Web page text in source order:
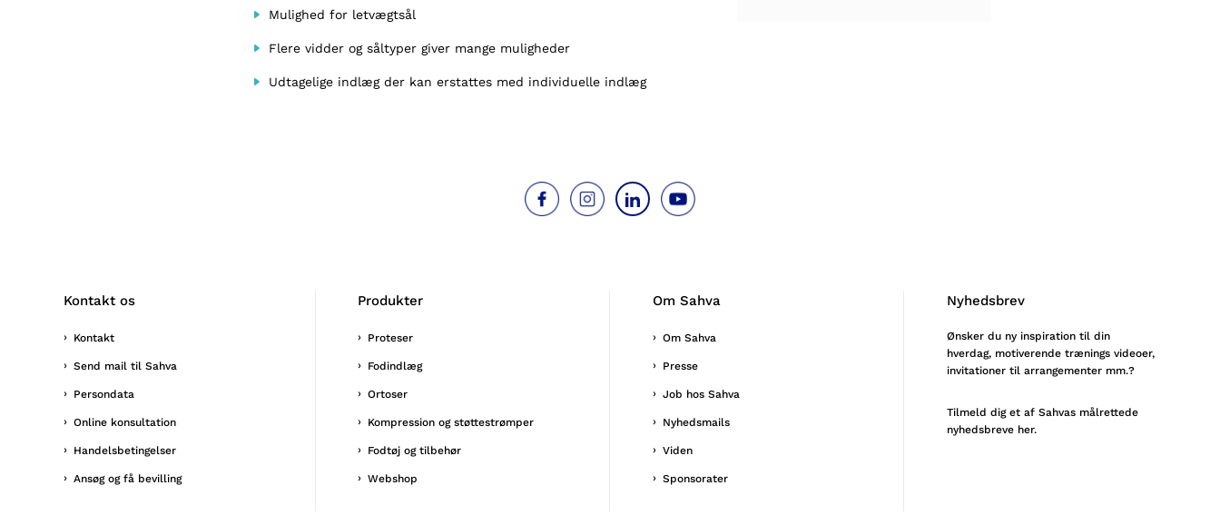
Mulighed for letvægtsål
Flere vidder og såltyper giver mange muligheder
Udtagelige indlæg der kan erstattes med individuelle indlæg
Kontakt os
Kontakt
Send mail til Sahva
Persondata
Online konsultation
Handelsbetingelser
Ansøg og få bevilling
Produkter
Proteser
Fodindlæg
Ortoser
Kompression og støttestrømper
Fodtøj og tilbehør
Webshop
Om Sahva
Om Sahva
Presse
Job hos Sahva
Nyhedsmails
Viden
Sponsorater
Nyhedsbrev
Ønsker du ny inspiration til din
hverdag, motiverende trænings videoer,
invitationer til arrangementer mm.?
Tilmeld dig et af Sahvas målrettede
nyhedsbreve her.